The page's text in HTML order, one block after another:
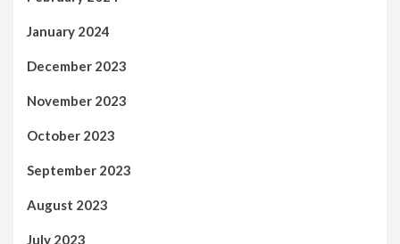
January 2024
December 2023
November 2023
October 2023
September 2023
August 2023
July 2023